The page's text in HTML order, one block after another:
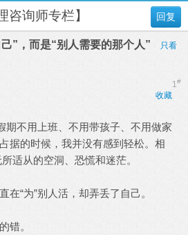
回复
咨询师专栏】
”，而是“别人需要的那个人”
只看
1#
收藏
期不用上班、不用带孩子、不用做家
据的时候，我并没有感到轻松。相
适从的空洞、恐慌和迷茫。
在“为”别人活，却弄丢了自己。
错。